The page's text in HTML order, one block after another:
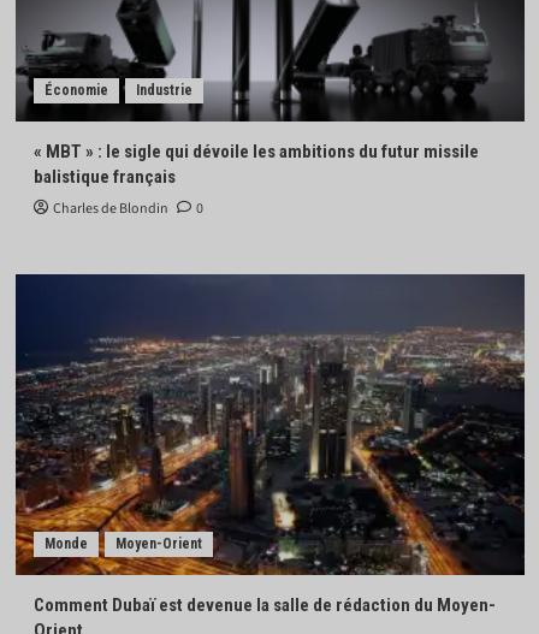
Économie Industrie
« MBT » : le sigle qui dévoile les ambitions du futur missile
balistique français
Charles de Blondin 0
Monde Moyen-Orient
Comment Dubaï est devenue la salle de rédaction du Moyen-